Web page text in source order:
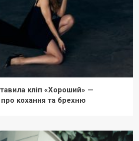
кліп «Хороший» —
кохання та брехню